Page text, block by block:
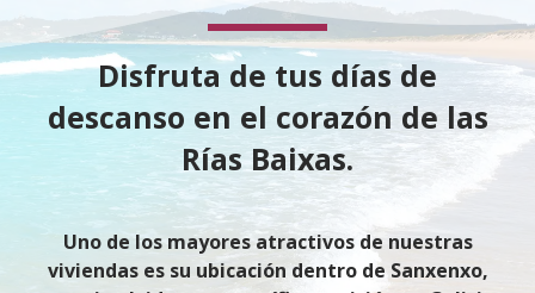
Disfruta de tus días de
descanso en el corazón de las
Rías Baixas.
Uno de los mayores atractivos de nuestras
viviendas es su ubicación dentro de Sanxenxo,